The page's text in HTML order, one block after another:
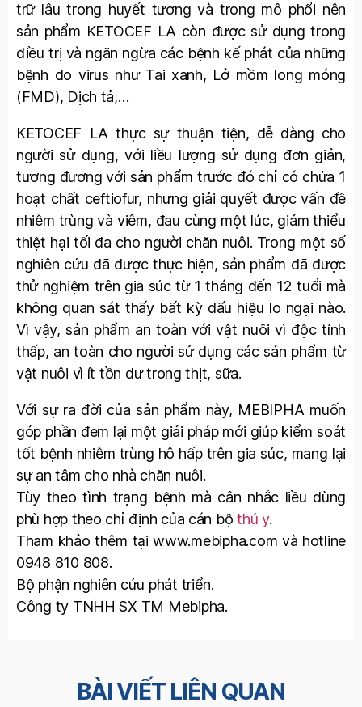
trữ lâu trong huyết tương và trong mô phổi nên
sản phẩm KETOCEF LA còn được sử dụng trong
điều trị và ngăn ngừa các bệnh kế phát của những
bệnh do virus như Tai xanh, Lở mồm long móng
(FMD), Dịch tả,…
KETOCEF LA thực sự thuận tiện, dễ dàng cho
người sử dụng, với liều lượng sử dụng đơn giản,
tương đương với sản phẩm trước đó chỉ có chứa 1
hoạt chất ceftiofur, nhưng giải quyết được vấn đề
nhiễm trùng và viêm, đau cùng một lúc, giảm thiểu
thiệt hại tối đa cho người chăn nuôi. Trong một số
nghiên cứu đã được thực hiện, sản phẩm đã được
thử nghiệm trên gia súc từ 1 tháng đến 12 tuổi mà
không quan sát thấy bất kỳ dấu hiệu lo ngại nào.
Vì vậy, sản phẩm an toàn với vật nuôi vì độc tính
thấp, an toàn cho người sử dụng các sản phẩm từ
vật nuôi vì ít tồn dư trong thịt, sữa.
Với sự ra đời của sản phẩm này, MEBIPHA muốn
góp phần đem lại một giải pháp mới giúp kiểm soát
tốt bệnh nhiễm trùng hô hấp trên gia súc, mang lại
sự an tâm cho nhà chăn nuôi.
Tùy theo tình trạng bệnh mà cân nhắc liều dùng
phù hợp theo chỉ định của cán bộthú y.
Tham khảo thêm tại www.mebipha.com và hotline
0948 810 808.
Bộ phận nghiên cứu phát triển.
Công ty TNHH SX TM Mebipha.
BÀI VIẾT LIÊN QUAN